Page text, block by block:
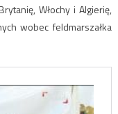
Włochy i Algierię,
wobec feldmarszałka